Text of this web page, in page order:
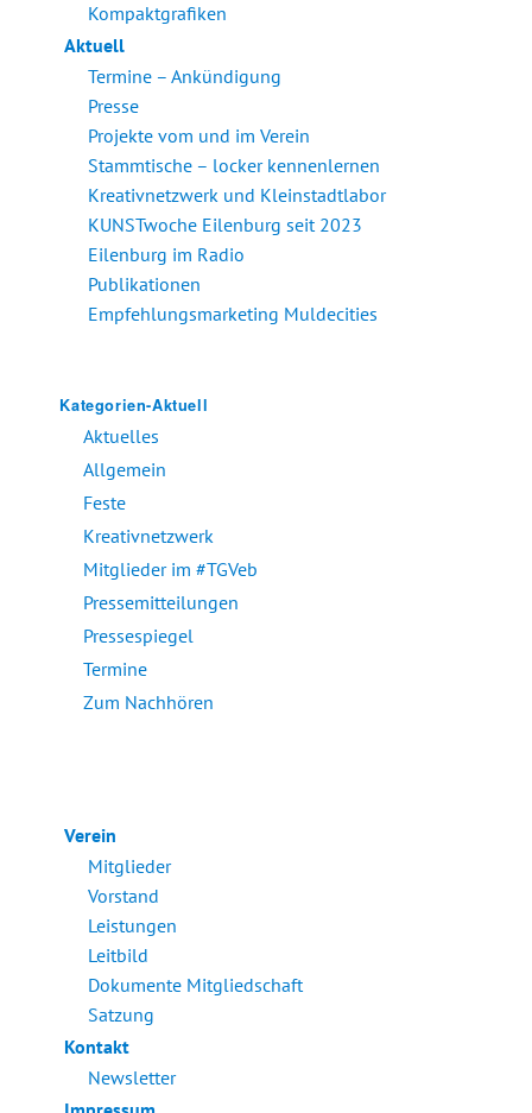
Kompaktgrafiken
Aktuell
Termine – Ankündigung
Presse
Projekte vom und im Verein
Stammtische – locker kennenlernen
Kreativnetzwerk und Kleinstadtlabor
KUNSTwoche Eilenburg seit 2023
Eilenburg im Radio
Publikationen
Empfehlungsmarketing Muldecities
Kategorien-Aktuell
Aktuelles
Allgemein
Feste
Kreativnetzwerk
Mitglieder im #TGVeb
Pressemitteilungen
Pressespiegel
Termine
Zum Nachhören
Verein
Mitglieder
Vorstand
Leistungen
Leitbild
Dokumente Mitgliedschaft
Satzung
Kontakt
Newsletter